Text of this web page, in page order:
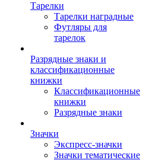
Тарелки
Тарелки наградные
Футляры для
тарелок
Разрядные знаки и
классификационные
книжки
Классификационные
книжки
Разрядные знаки
Значки
Экспресс-значки
Значки тематические